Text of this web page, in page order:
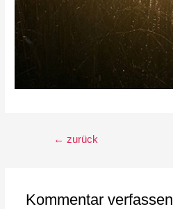
Beitragsnavigation
← zurück
Kommentar verfassen